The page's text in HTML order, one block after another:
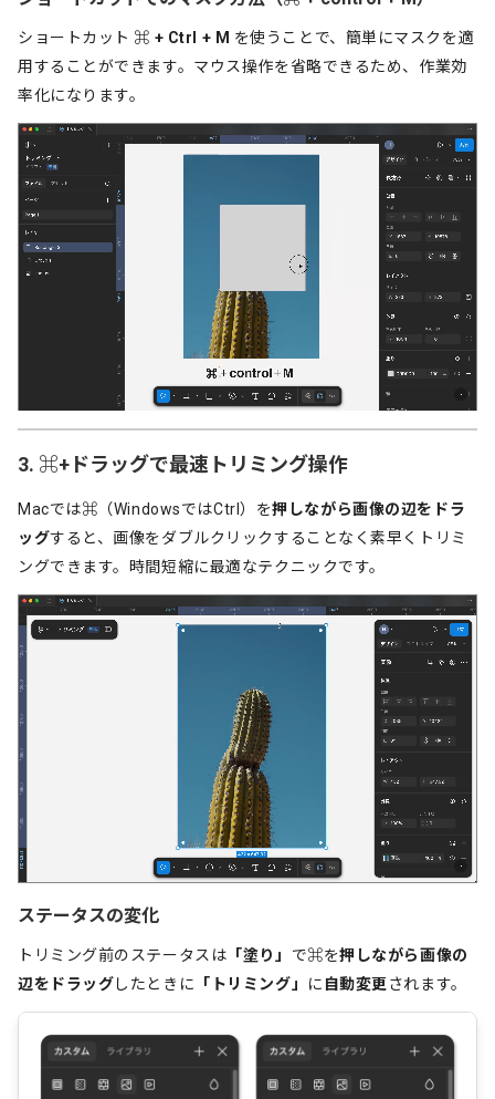
ショートカット ⌘ + Ctrl + M を使うことで、簡単にマスクを適
用することができます。マウス操作を省略できるため、作業効
率化になります。
3. ⌘+ドラッグで最速トリミング操作
Macでは⌘ （WindowsではCtrl）を押しながら画像の辺をドラ
ッグすると、画像をダブルクリックすることなく素早くトリミ
ングできます。時間短縮に最適なテクニックです。
ステータスの変化
トリミング前のステータスは 「塗り」 で⌘を押しながら画像の
辺をドラッグしたときに 「トリミング」 に 自動変更されます。